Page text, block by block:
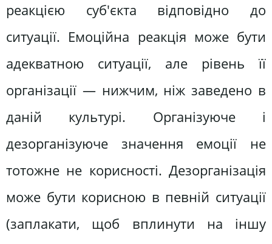
реакцією суб'єкта відповідно до
ситуації. Емоційна реакція може бути
адекватною ситуації, але рівень її
організації — нижчим, ніж заведено в
даній культурі. Організуюче і
дезорганізуюче значення емоції не
тотожне не корисності. Дезорганізація
може бути корисною в певній ситуації
(заплакати, щоб вплинути на іншу